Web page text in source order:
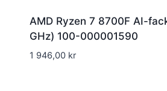
AMD Ryzen 7 8700F AI-
GHz) 100-000001590
1 946,00 kr